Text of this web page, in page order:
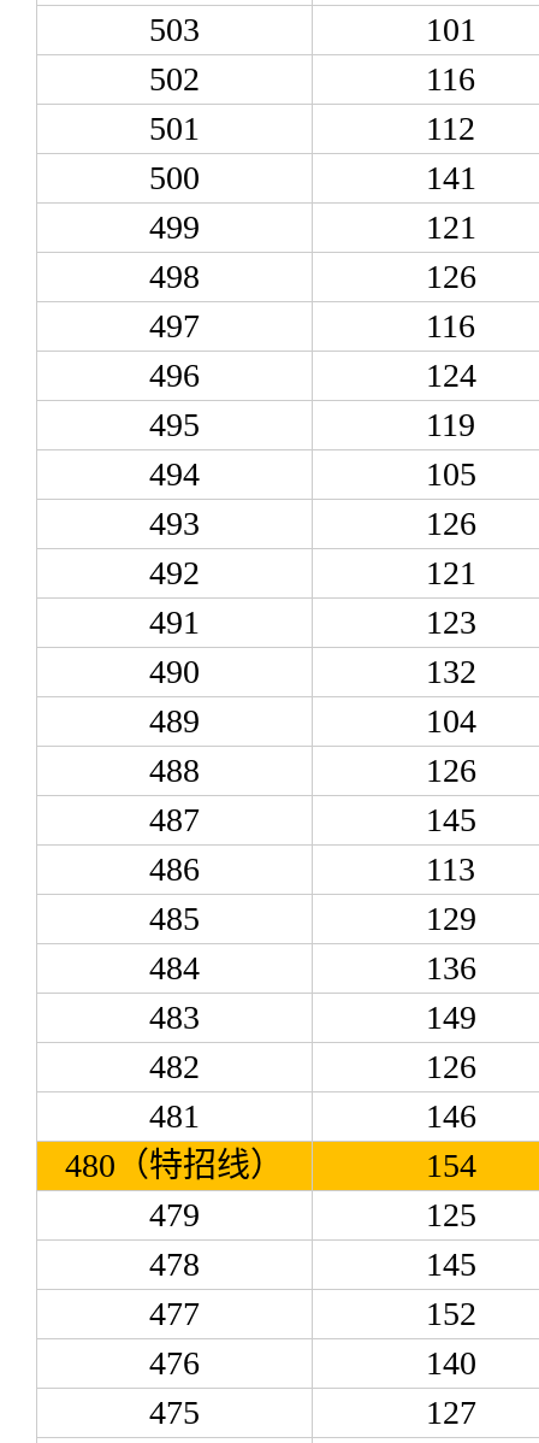
503
101
502
116
501
112
500
141
499
121
498
126
497
116
496
124
495
119
494
105
493
126
492
121
491
123
490
132
489
104
488
126
487
145
486
113
485
129
484
136
483
149
482
126
481
146
480（特招线）
154
479
125
478
145
477
152
476
140
475
127